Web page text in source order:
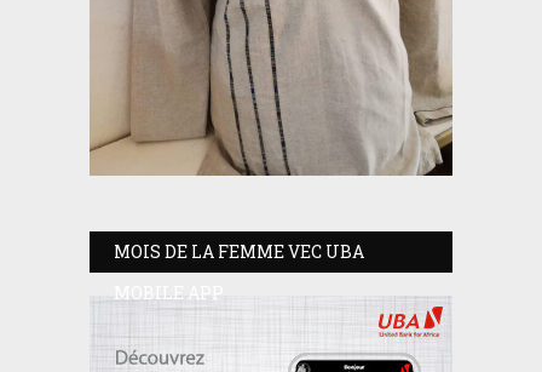
MOIS DE LA FEMME VEC UBA
MOBILE APP